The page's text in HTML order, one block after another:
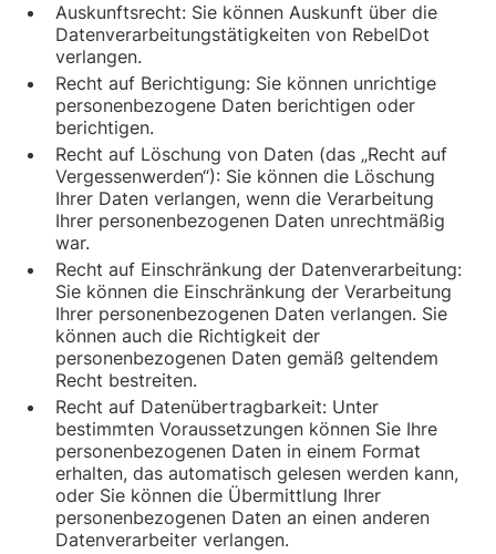
Auskunftsrecht: Sie können Auskunft über die
Datenverarbeitungstätigkeiten von RebelDot
verlangen.
Recht auf Berichtigung: Sie können unrichtige
personenbezogene Daten berichtigen oder
berichtigen.
Recht auf Löschung von Daten (das „Recht auf
Vergessenwerden“): Sie können die Löschung
Ihrer Daten verlangen, wenn die Verarbeitung
Ihrer personenbezogenen Daten unrechtmäßig
war.
Recht auf Einschränkung der Datenverarbeitung:
Sie können die Einschränkung der Verarbeitung
Ihrer personenbezogenen Daten verlangen. Sie
können auch die Richtigkeit der
personenbezogenen Daten gemäß geltendem
Recht bestreiten.
Recht auf Datenübertragbarkeit: Unter
bestimmten Voraussetzungen können Sie Ihre
personenbezogenen Daten in einem Format
erhalten, das automatisch gelesen werden kann,
oder Sie können die Übermittlung Ihrer
personenbezogenen Daten an einen anderen
Datenverarbeiter verlangen.